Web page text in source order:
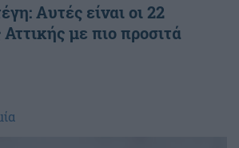
Aυτές είναι οι 22
με πιο προσιτά